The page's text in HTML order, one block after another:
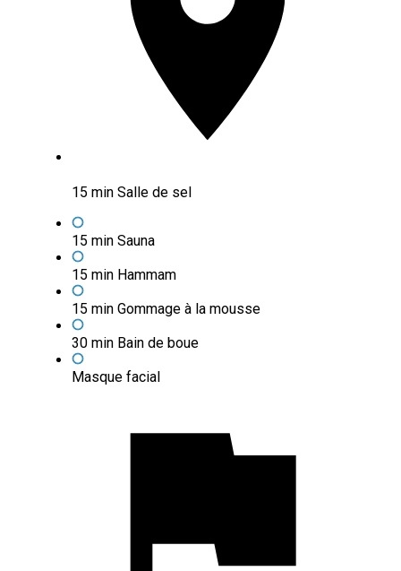
15 min Salle de sel
15 min Sauna
15 min Hammam
15 min Gommage à la mousse
30 min Bain de boue
Masque facial